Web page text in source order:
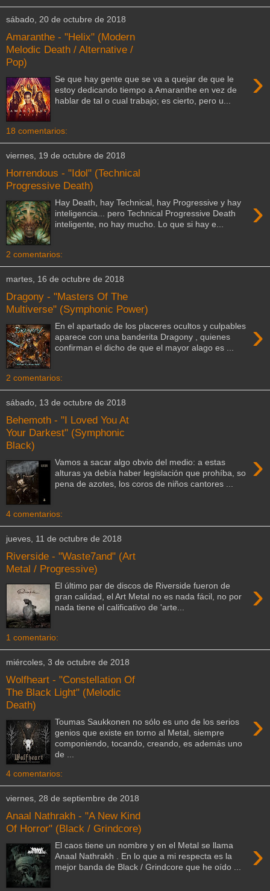
sábado, 20 de octubre de 2018
Amaranthe - "Helix" (Modern
Melodic Death / Alternative /
Pop)
›
Se que hay gente que se va a quejar de que le
estoy dedicando tiempo a Amaranthe en vez de
hablar de tal o cual trabajo; es cierto, pero u...
18 comentarios:
viernes, 19 de octubre de 2018
Horrendous - "Idol" (Technical
Progressive Death)
›
Hay Death, hay Technical, hay Progressive y hay
inteligencia... pero Technical Progressive Death
inteligente, no hay mucho. Lo que si hay e...
2 comentarios:
martes, 16 de octubre de 2018
Dragony - "Masters Of The
Multiverse" (Symphonic Power)
›
En el apartado de los placeres ocultos y culpables
aparece con una banderita Dragony , quienes
confirman el dicho de que el mayor alago es ...
2 comentarios:
sábado, 13 de octubre de 2018
Behemoth - "I Loved You At
Your Darkest" (Symphonic
Black)
›
Vamos a sacar algo obvio del medio: a estas
alturas ya debía haber legislación que prohíba, so
pena de azotes, los coros de niños cantores ...
4 comentarios:
jueves, 11 de octubre de 2018
Riverside - "Waste7and" (Art
Metal / Progressive)
›
El último par de discos de Riverside fueron de
gran calidad, el Art Metal no es nada fácil, no por
nada tiene el calificativo de 'arte...
1 comentario:
miércoles, 3 de octubre de 2018
Wolfheart - "Constellation Of
The Black Light" (Melodic
Death)
›
Toumas Saukkonen no sólo es uno de los serios
genios que existe en torno al Metal, siempre
componiendo, tocando, creando, es además uno
de ...
4 comentarios:
viernes, 28 de septiembre de 2018
Anaal Nathrakh - "A New Kind
Of Horror" (Black / Grindcore)
›
El caos tiene un nombre y en el Metal se llama
Anaal Nathrakh . En lo que a mi respecta es la
mejor banda de Black / Grindcore que he oído ...